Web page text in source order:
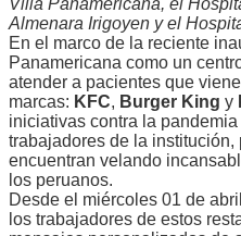
Villa Panamericana, el
Almenara Irigoyen y el
En el marco de la reciente
Panamericana como un
atender a pacientes que
marcas: KFC, Burger King y
iniciativas contra la
trabajadores de la
encuentran velando
los peruanos.
Desde el miércoles 01 de
los trabajadores de estos